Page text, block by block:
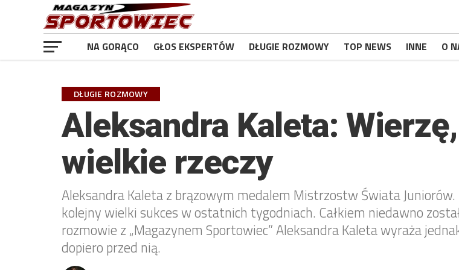
NA GORĄCO GŁOS EKSPERTÓW DŁUGIE ROZMOWY TOP NEWS INNE O
DŁUGIE ROZMOWY
Aleksandra Kaleta:
wielkie rzeczy
Aleksandra Kaleta z brązowym medalem Mistrzostw Świata
kolejny wielki sukces w ostatnich tygodniach. Całkiem niedawno
rozmowie z „Magazynem Sportowiec” Aleksandra Kaleta wyraża
dopiero przed nią.